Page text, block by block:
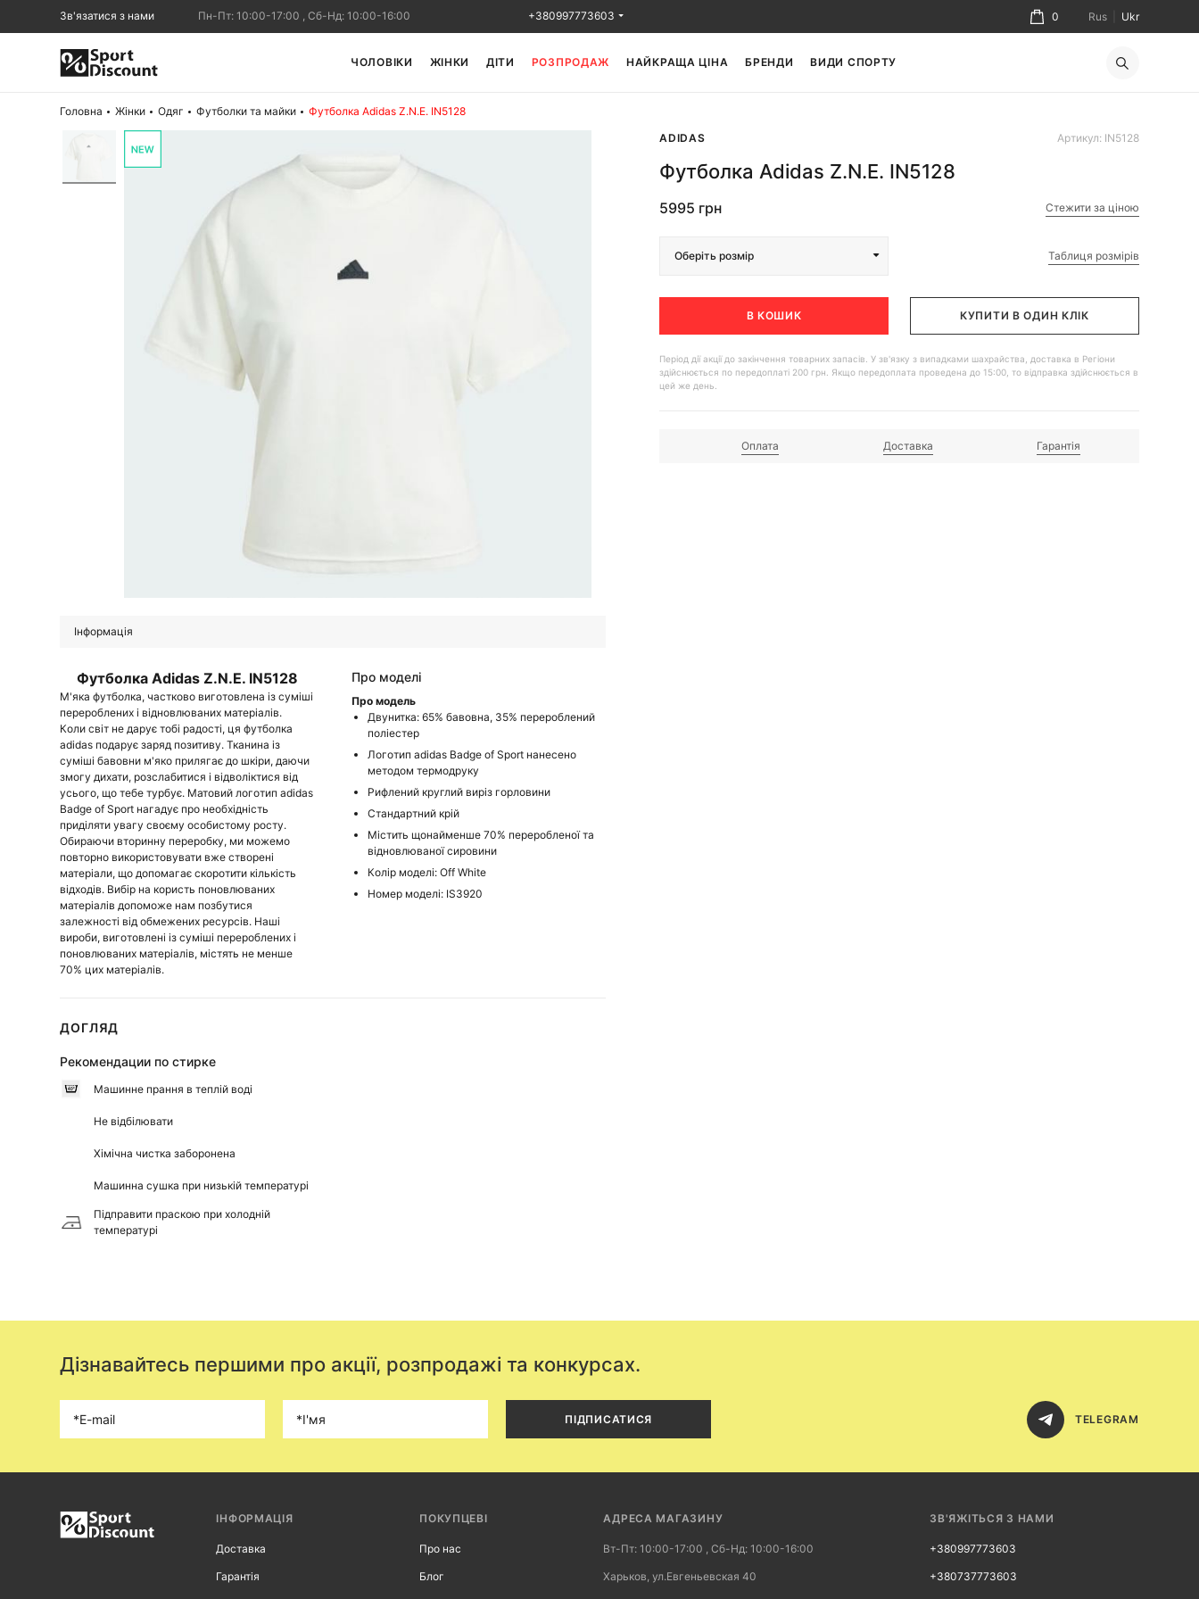
ЧОЛОВІКИ ЖІНКИ ДІТИ РОЗПРОДАЖ НАЙКРАЩА ЦІНА БРЕНДИ ВИДИ СПОРТУ
+380997773603
Зв'язатися з нами Пн-Пт: 10:00-17:00 , Сб-Нд: 10:00-16:00 0 Rus Ukr
Головна Жінки Одяг Футболки та майки
Футболка Adidas Z.N.E. IN5128
ADIDAS
Артикул: IN5128
Футболка Adidas Z.N.E. IN5128
5995 грн Стежити за ціною
Оберіть розмір Таблиця розмірів
В КОШИК КУПИТИ В ОДИН КЛІК
Період дії акції до закінчення товарних запасів. У зв'язку з випадками шахрайства, доставка в Регіони
здійснюється по передоплаті 200 грн. Якщо передоплата проведена до 15:00, то відправка здійснюється в
цей же день.
Оплата Доставка Гарантія
Інформація
Футболка Adidas Z.N.E. IN5128
М'яка футболка, частково виготовлена із суміші
перероблених і відновлюваних матеріалів.
Коли світ не дарує тобі радості, ця футболка
adidas подарує заряд позитиву. Тканина із
суміші бавовни м'яко прилягає до шкіри, даючи
змогу дихати, розслабитися і відволіктися від
усього, що тебе турбує. Матовий логотип adidas
Badge of Sport нагадує про необхідність
приділяти увагу своєму особистому росту.
Обираючи вторинну переробку, ми можемо
повторно використовувати вже створені
матеріали, що допомагає скоротити кількість
відходів. Вибір на користь поновлюваних
матеріалів допоможе нам позбутися
залежності від обмежених ресурсів. Наші
вироби, виготовлені із суміші перероблених і
поновлюваних матеріалів, містять не менше
70% цих матеріалів.
Про моделі
Про модель
Двунитка: 65% бавовна, 35% перероблений
поліестер
Логотип adidas Badge of Sport нанесено
методом термодруку
Рифлений круглий виріз горловини
Стандартний крій
Містить щонайменше 70% переробленої та
відновлюваної сировини
Колір моделі: Off White
Номер моделі: IS3920
ДОГЛЯД
Рекомендации по стирке
Машинне прання в теплій воді
Не відбілювати
Хімічна чистка заборонена
Машинна сушка при низькій температурі
Підправити праскою при холодній
температурі
Дізнавайтесь першими про акції, розпродажі та конкурсах.
ПІДПИСАТИСЯ TELEGRAM
ІНФОРМАЦІЯ
Доставка
Гарантія
ПОКУПЦЕВІ
Про нас
Блог
АДРЕСА МАГАЗИНУ
Вт-Пт: 10:00-17:00 , Сб-Нд: 10:00-16:00
Харьков, ул.Евгеньевская 40
ЗВ'ЯЖІТЬСЯ З НАМИ
+380997773603
+380737773603